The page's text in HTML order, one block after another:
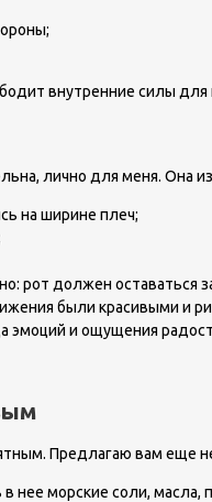
внутренние силы для
лично для меня. Она
на ширине плеч;
рот должен оставаться
были красивыми и
эмоций и ощущения
Предлагаю вам еще
морские соли, масла,